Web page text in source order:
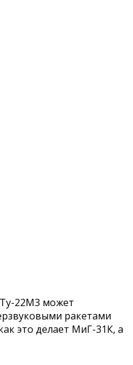
22М3 может
ракетами
это делает МиГ-31К, а